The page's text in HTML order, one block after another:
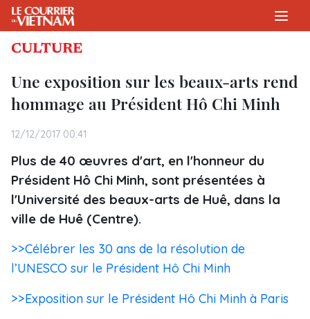
CULTURE
Une exposition sur les beaux-arts rend
hommage au Président Hô Chi Minh
12/12/2017 00:41
Plus de 40 œuvres d'art, en l'honneur du
Président Hô Chi Minh, sont présentées à
l'Université des beaux-arts de Huê, dans la
ville de Huê (Centre).
>>Célébrer les 30 ans de la résolution de
l’UNESCO sur le Président Hô Chi Minh
>>Exposition sur le Président Hô Chi Minh à Paris